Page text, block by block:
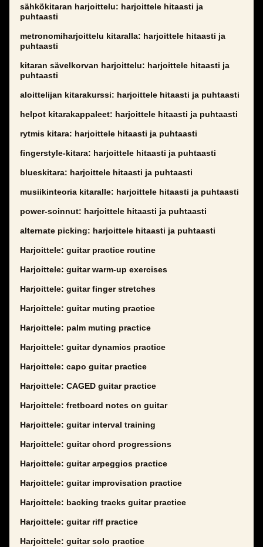
sähkökitaran harjoittelu: harjoittele hitaasti ja
puhtaasti
metronomiharjoittelu kitaralla: harjoittele hitaasti ja
puhtaasti
kitaran sävelkorvan harjoittelu: harjoittele hitaasti ja
puhtaasti
aloittelijan kitarakurssi: harjoittele hitaasti ja puhtaasti
helpot kitarakappaleet: harjoittele hitaasti ja puhtaasti
rytmis kitara: harjoittele hitaasti ja puhtaasti
fingerstyle-kitara: harjoittele hitaasti ja puhtaasti
blueskitara: harjoittele hitaasti ja puhtaasti
musiikinteoria kitaralle: harjoittele hitaasti ja puhtaasti
power-soinnut: harjoittele hitaasti ja puhtaasti
alternate picking: harjoittele hitaasti ja puhtaasti
Harjoittele: guitar practice routine
Harjoittele: guitar warm-up exercises
Harjoittele: guitar finger stretches
Harjoittele: guitar muting practice
Harjoittele: palm muting practice
Harjoittele: guitar dynamics practice
Harjoittele: capo guitar practice
Harjoittele: CAGED guitar practice
Harjoittele: fretboard notes on guitar
Harjoittele: guitar interval training
Harjoittele: guitar chord progressions
Harjoittele: guitar arpeggios practice
Harjoittele: guitar improvisation practice
Harjoittele: backing tracks guitar practice
Harjoittele: guitar riff practice
Harjoittele: guitar solo practice